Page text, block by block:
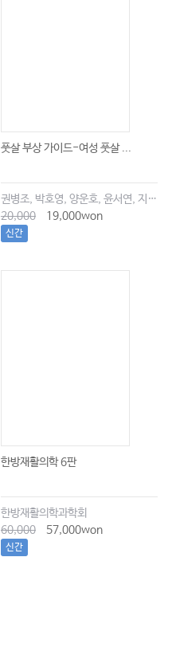
풋살 부상 가이드-여성 풋살 ...
권병조, 박호영, 양운호, 윤서연, 지현우
20,000
19,000won
신간
한방재활의학 6판
한방재활의학과학회
60,000
57,000won
신간